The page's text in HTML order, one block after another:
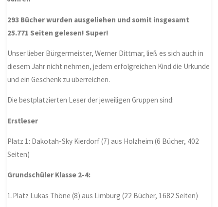
293 Bücher wurden ausgeliehen und somit insgesamt
25.771 Seiten gelesen! Super!
Unser lieber Bürgermeister, Werner Dittmar, ließ es sich auch in
diesem Jahr nicht nehmen, jedem erfolgreichen Kind die Urkunde
und ein Geschenk zu überreichen.
Die bestplatzierten Leser der jeweiligen Gruppen sind:
Erstleser
Platz 1: Dakotah-Sky Kierdorf (7) aus Holzheim (6 Bücher, 402
Seiten)
Grundschüler Klasse 2-4:
1.Platz Lukas Thöne (8) aus Limburg (22 Bücher, 1682 Seiten)